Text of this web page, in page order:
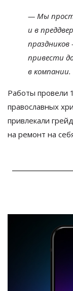
— Мы
и в
праздников
привести
в компании.
Работы провели
православных
привлекали
на ремонт на